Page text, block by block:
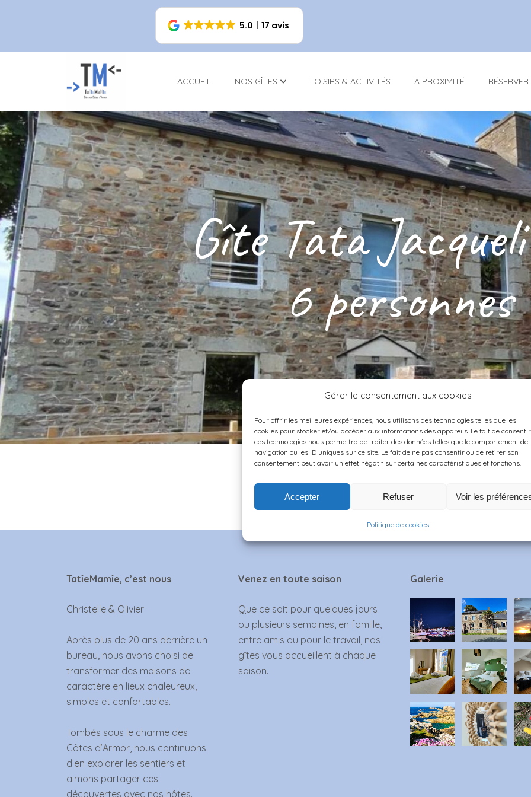
Gérer le consentement aux cookies
Pour offrir les meilleures expériences, nous utilisons des technologies telles que les
cookies pour stocker et/ou accéder aux informations des appareils. Le fait de
ces technologies nous permettra de traiter des données telles que le comportement de
navigation ou les ID uniques sur ce site. Le fait de ne pas consentir ou de retirer son
consentement peut avoir un effet négatif sur certaines caractéristiques et fonctions.
Accepter Refuser Voir les
Politique de cookies
5.0 17 avis
ACCUEIL NOS GÎTES LOISIRS & ACTIVITÉS A PROXIMITÉ RÉSERVER
Gîte Tata
6 personnes
TatîeMamîe, c’est nous
Christelle & Olivier
Après plus de 20 ans derrière un
bureau, nous avons choisi de
transformer des maisons de
caractère en lieux chaleureux,
simples et confortables.
Tombés sous le charme des
Côtes d’Armor, nous continuons
d’en explorer les sentiers et
aimons partager ces
découvertes avec nos hôtes.
Venez en toute saison
Que ce soit pour quelques jours
ou plusieurs semaines, en famille,
entre amis ou pour le travail, nos
gîtes vous accueillent à chaque
saison.
Galerie